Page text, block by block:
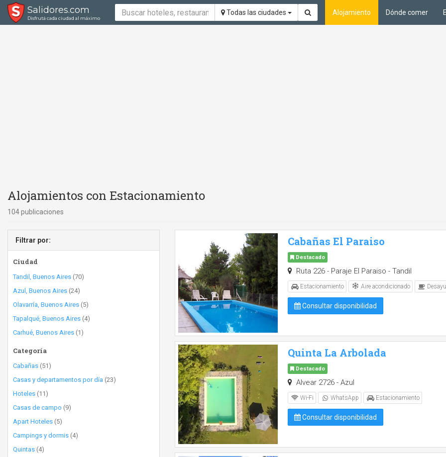
Salidores.com
Disfrutá cada ciudad al máximo
Todas las ciudades Alojamiento Dónde comer
Alojamientos con Estacionamiento
104 publicaciones
Filtrar por:
Ciudad
Tandil, Buenos Aires (70)
Azul, Buenos Aires (24)
Olavarría, Buenos Aires (5)
Tapalqué, Buenos Aires (4)
Carhué, Buenos Aires (1)
Categoría
Cabañas (51)
Casas y departamentos por día (23)
Hoteles (11)
Casas de campo (9)
Apart Hoteles (5)
Campings y dormis (4)
Quintas (4)
Cabañas El Paraiso
Destacado
Ruta 226 - Paraje El Paraiso - Tandil
Estacionamiento Aire acondicionado
Consultar disponibilidad
Quinta La Arbolada
Destacado
Alvear 2726 - Azul
Wi-Fi WhatsApp Estacionamiento
Consultar disponibilidad